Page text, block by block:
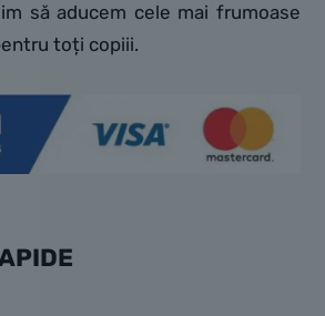
să aducem cele mai frumoase
toți copiii.